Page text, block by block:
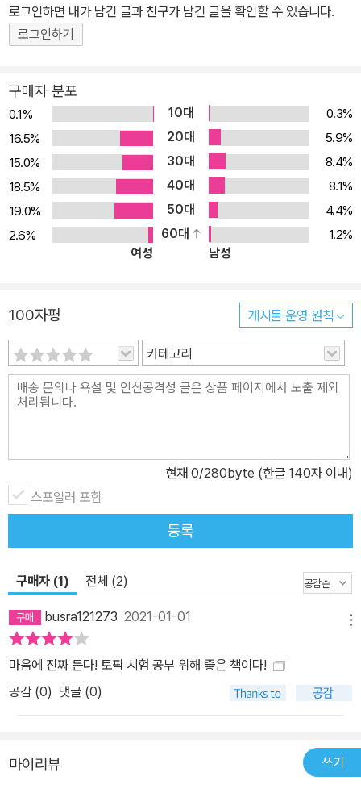
로그인하면 내가 남긴 글과 친구가 남긴 글을 확인할 수 있습니다.
로그인하기
구매자 분포
0.1% 10대
0.3%
16.5%
20대
5.9%
15.0%
30대
8.4%
18.5%
40대
8.1%
19.0%
50대
4.4%
2.6%
60대
1.2%
여성
남성
100자평 게시물 운영 원칙
카테고리
현재 0/280byte (한글 140자 이내)
스포일러 포함
등록
구매자 (1) 전체 (2)
busra121273 2021-01-01
마음에 진짜 든다! 토픽 시험 공부 위해 좋은 책이다!
공감 (0) 댓글 (0)
마이리뷰 쓰기